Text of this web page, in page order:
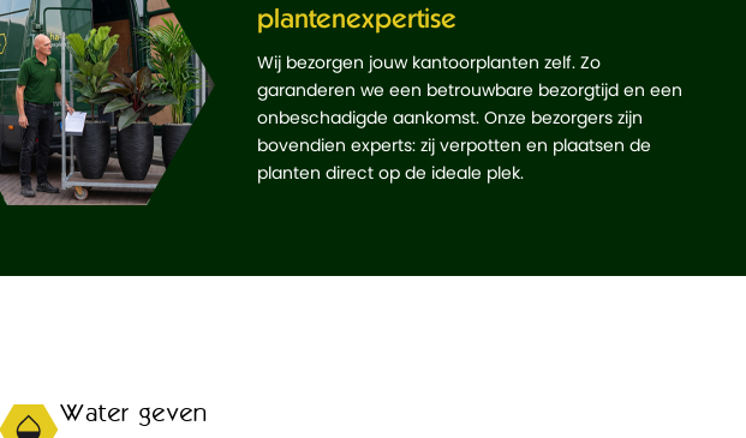
plantenexpertise
Wij bezorgen jouw kantoorplanten zelf. Zo
garanderen we een betrouwbare bezorgtijd en een
onbeschadigde aankomst. Onze bezorgers zijn
bovendien experts: zij verpotten en plaatsen de
planten direct op de ideale plek.
Water geven